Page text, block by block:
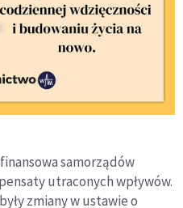
samorządów
utraconych wpływów.
zmiany w ustawie o